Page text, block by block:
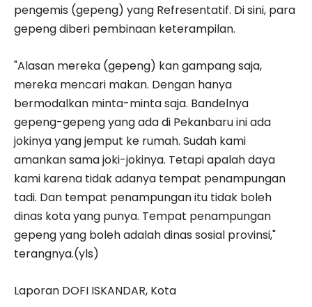
pengemis (gepeng) yang Refresentatif. Di sini, para
gepeng diberi pembinaan keterampilan.
"Alasan mereka (gepeng) kan gampang saja,
mereka mencari makan. Dengan hanya
bermodalkan minta-minta saja. Bandelnya
gepeng-gepeng yang ada di Pekanbaru ini ada
jokinya yang jemput ke rumah. Sudah kami
amankan sama joki-jokinya. Tetapi apalah daya
kami karena tidak adanya tempat penampungan
tadi. Dan tempat penampungan itu tidak boleh
dinas kota yang punya. Tempat penampungan
gepeng yang boleh adalah dinas sosial provinsi,"
terangnya.(yls)
Laporan DOFI ISKANDAR, Kota